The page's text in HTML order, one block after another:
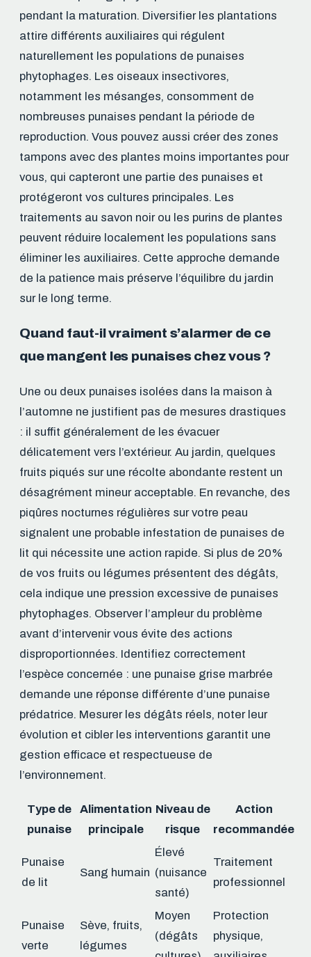
pendant la maturation. Diversifier les plantations
attire différents auxiliaires qui régulent
naturellement les populations de punaises
phytophages. Les oiseaux insectivores,
notamment les mésanges, consomment de
nombreuses punaises pendant la période de
reproduction. Vous pouvez aussi créer des zones
tampons avec des plantes moins importantes pour
vous, qui capteront une partie des punaises et
protégeront vos cultures principales. Les
traitements au savon noir ou les purins de plantes
peuvent réduire localement les populations sans
éliminer les auxiliaires. Cette approche demande
de la patience mais préserve l’équilibre du jardin
sur le long terme.
Quand faut-il vraiment s’alarmer de ce
que mangent les punaises chez vous ?
Une ou deux punaises isolées dans la maison à
l’automne ne justifient pas de mesures drastiques
: il suffit généralement de les évacuer
délicatement vers l’extérieur. Au jardin, quelques
fruits piqués sur une récolte abondante restent un
désagrément mineur acceptable. En revanche, des
piqûres nocturnes régulières sur votre peau
signalent une probable infestation de punaises de
lit qui nécessite une action rapide. Si plus de 20%
de vos fruits ou légumes présentent des dégâts,
cela indique une pression excessive de punaises
phytophages. Observer l’ampleur du problème
avant d’intervenir vous évite des actions
disproportionnées. Identifiez correctement
l’espèce concernée : une punaise grise marbrée
demande une réponse différente d’une punaise
prédatrice. Mesurer les dégâts réels, noter leur
évolution et cibler les interventions garantit une
gestion efficace et respectueuse de
l’environnement.
Type de
punaise
Alimentation
principale
Niveau de
risque
Action
recommandée
Punaise
de lit
Sang humain
Élevé
(nuisance
santé)
Traitement
professionnel
Punaise
verte
Sève, fruits,
légumes
Moyen
(dégâts
Protection
physique,